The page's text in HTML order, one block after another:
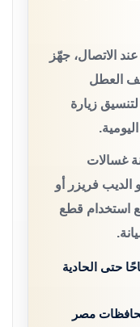
الاتصال، جهّز
العطل
زيارة
غسالات
الديب فريزر أو
استخدام قطع
حتى الحادية
مصر